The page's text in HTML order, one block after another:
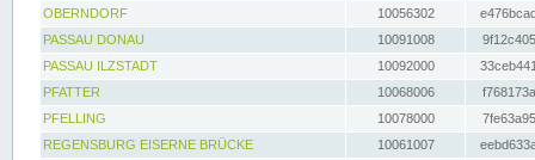
OBERNDORF
10056302
PASSAU DONAU
10091008
PASSAU ILZSTADT
10092000
PFATTER
10068006
PFELLING
10078000
REGENSBURG EISERNE BRÜCKE
10061007